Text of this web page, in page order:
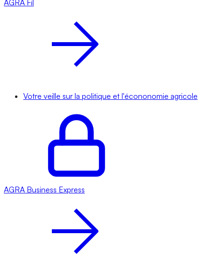
AGRA Fil
Votre veille sur la politique et l'écononomie agricole
AGRA Business Express